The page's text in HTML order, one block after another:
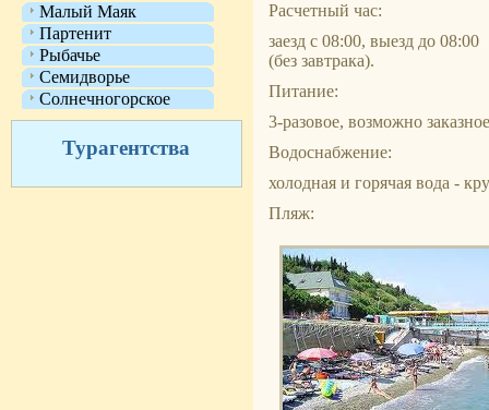
Малый Маяк
Партенит
Рыбачье
Семидворье
Солнечногорское
Турагентства
Расчетный час:
заезд с 08:00, выезд до 08:00
(без завтрака).
Питание:
3-разовое, возможно
Водоснабжение:
холодная и горячая вода -
Пляж: